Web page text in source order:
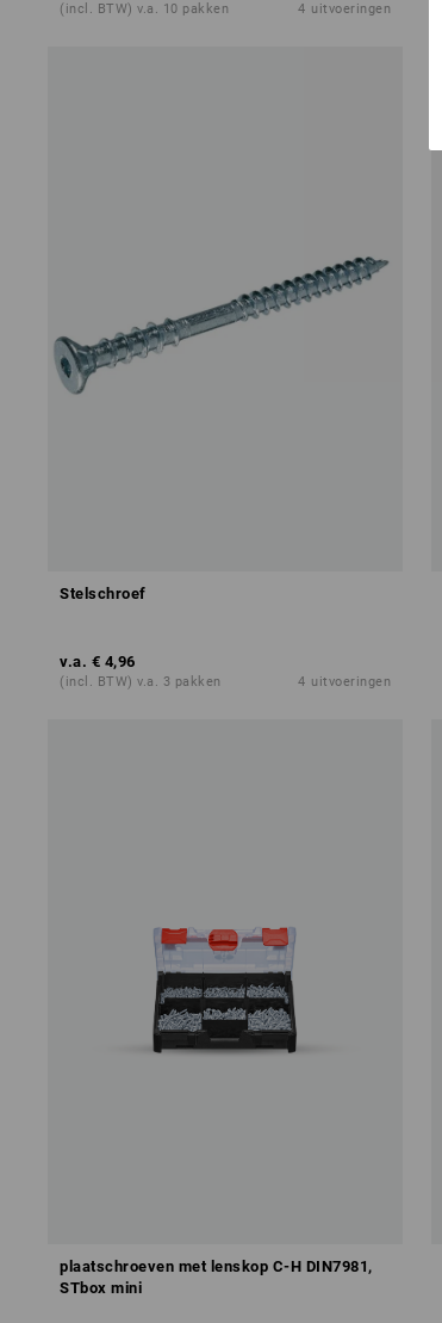
(incl. BTW) v.a. 10 pakken 4 uitvoeringen
Stelschroef
v.a. € 4,96
(incl. BTW) v.a. 3 pakken 4 uitvoeringen
plaatschroeven met lenskop C-H DIN7981,
STbox mini